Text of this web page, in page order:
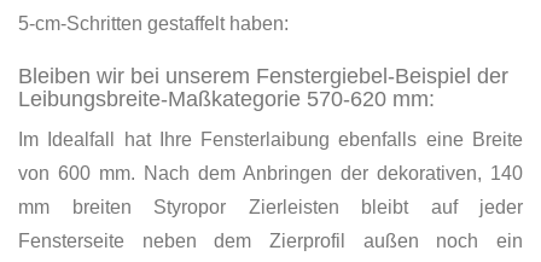
5-cm-Schritten gestaffelt haben:
Bleiben wir bei unserem Fenstergiebel-Beispiel der
Leibungsbreite-Maßkategorie 570-620 mm:
Im Idealfall hat Ihre Fensterlaibung ebenfalls eine Breite
von 600 mm. Nach dem Anbringen der dekorativen, 140
mm breiten Styropor Zierleisten bleibt auf jeder
Fensterseite neben dem Zierprofil außen noch ein